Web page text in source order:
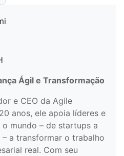
Ágil e Transformação
e CEO da Agile
anos, ele apoia líderes e
mundo – de startups a
a transformar o trabalho
real. Com seu